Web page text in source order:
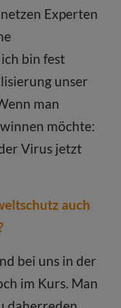
Experten
bin fest
unser
man
möchte:
Virus jetzt
auch
bei uns in der
im Kurs. Man